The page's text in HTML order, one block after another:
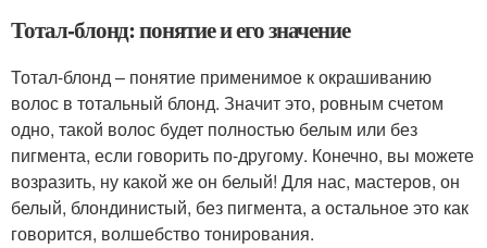
Тотал-блонд: понятие и его значение
Тотал-блонд – понятие применимое к окрашиванию
волос в тотальный блонд. Значит это, ровным счетом
одно, такой волос будет полностью белым или без
пигмента, если говорить по-другому. Конечно, вы можете
возразить, ну какой же он белый! Для нас, мастеров, он
белый, блондинистый, без пигмента, а остальное это как
говорится, волшебство тонирования.